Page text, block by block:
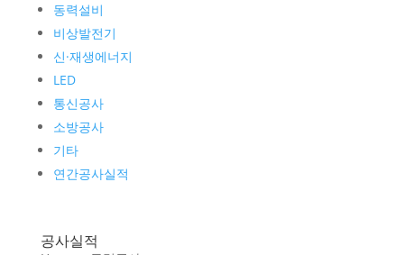
동력설비
비상발전기
신·재생에너지
LED
통신공사
소방공사
기타
연간공사실적
공사실적